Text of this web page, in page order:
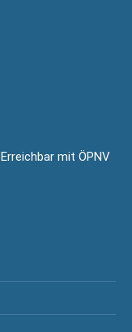
Erreichbar mit ÖPNV